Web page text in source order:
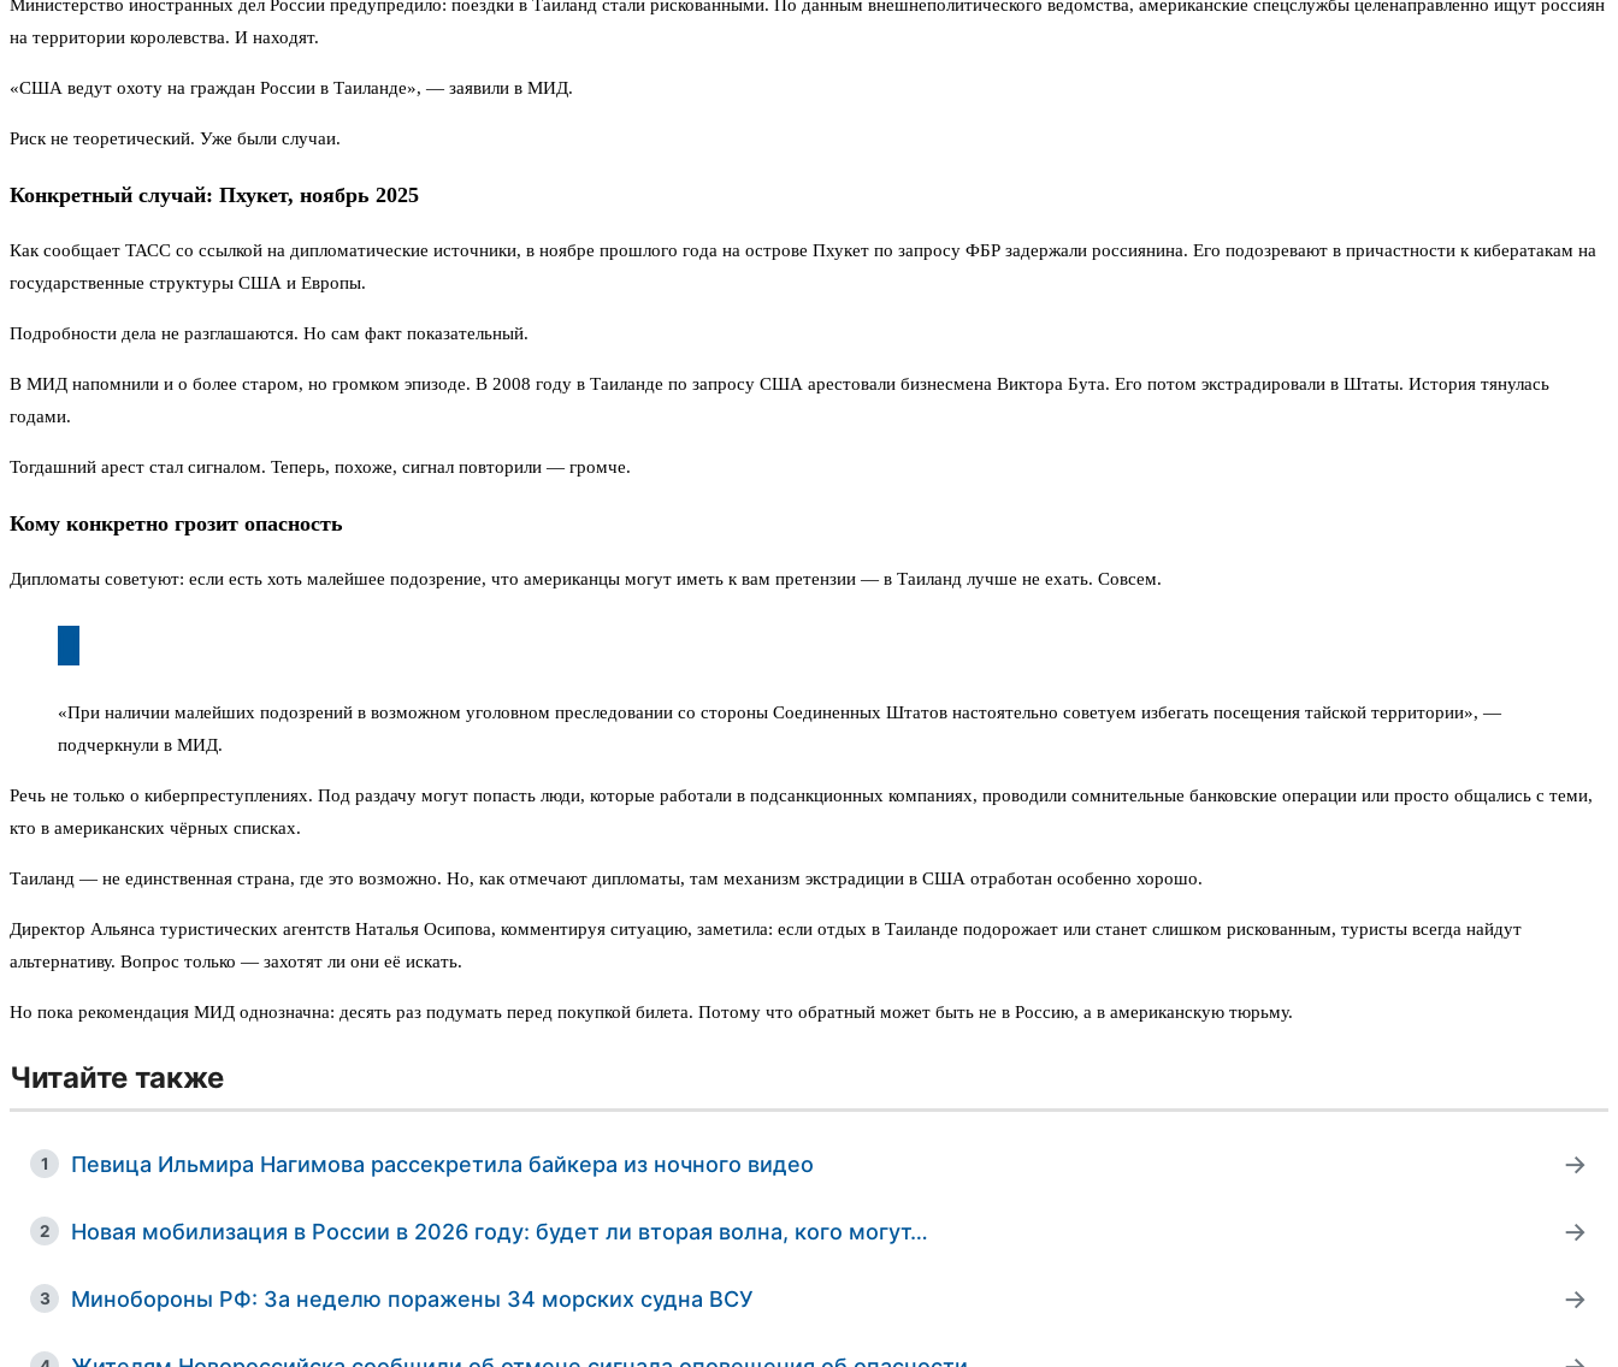
Министерство иностранных дел России предупредило: поездки в Таиланд стали рискованными. По данным внешнеполитического ведомства, американские спецслужбы целенаправленно ищут россиян
на территории королевства. И находят.
«США ведут охоту на граждан России в Таиланде», — заявили в МИД.
Риск не теоретический. Уже были случаи.
Конкретный случай: Пхукет, ноябрь 2025
Как сообщает ТАСС со ссылкой на дипломатические источники, в ноябре прошлого года на острове Пхукет по запросу ФБР задержали россиянина. Его подозревают в причастности к кибератакам на
государственные структуры США и Европы.
Подробности дела не разглашаются. Но сам факт показательный.
В МИД напомнили и о более старом, но громком эпизоде. В 2008 году в Таиланде по запросу США арестовали бизнесмена Виктора Бута. Его потом экстрадировали в Штаты. История тянулась
годами.
Тогдашний арест стал сигналом. Теперь, похоже, сигнал повторили — громче.
Кому конкретно грозит опасность
Дипломаты советуют: если есть хоть малейшее подозрение, что американцы могут иметь к вам претензии — в Таиланд лучше не ехать. Совсем.
«При наличии малейших подозрений в возможном уголовном преследовании со стороны Соединенных Штатов настоятельно советуем избегать посещения тайской территории», —
подчеркнули в МИД.
Речь не только о киберпреступлениях. Под раздачу могут попасть люди, которые работали в подсанкционных компаниях, проводили сомнительные банковские операции или просто общались с теми,
кто в американских чёрных списках.
Таиланд — не единственная страна, где это возможно. Но, как отмечают дипломаты, там механизм экстрадиции в США отработан особенно хорошо.
Директор Альянса туристических агентств Наталья Осипова, комментируя ситуацию, заметила: если отдых в Таиланде подорожает или станет слишком рискованным, туристы всегда найдут
альтернативу. Вопрос только — захотят ли они её искать.
Но пока рекомендация МИД однозначна: десять раз подумать перед покупкой билета. Потому что обратный может быть не в Россию, а в американскую тюрьму.
Читайте также
1 Певица Ильмира Нагимова рассекретила байкера из ночного видео →
2 Новая мобилизация в России в 2026 году: будет ли вторая волна, кого могут… →
3 Минобороны РФ: За неделю поражены 34 морских судна ВСУ →